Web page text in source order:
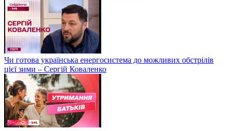
Чи готова українська енергосистема до можливих обстрілів
цієї зими – Сергій Коваленко